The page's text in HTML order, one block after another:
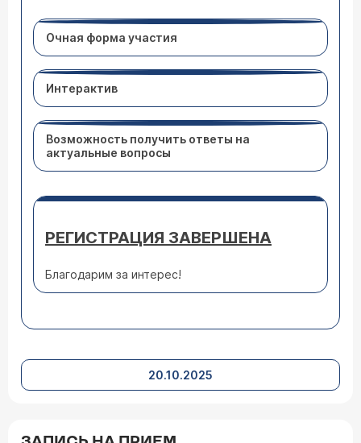
Очная форма участия
Интерактив
Возможность получить ответы на
актуальные вопросы
РЕГИСТРАЦИЯ ЗАВЕРШЕНА
Благодарим за интерес!
20.10.2025